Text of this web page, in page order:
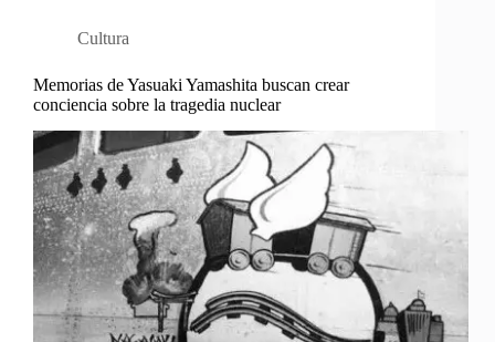
Cultura
Memorias de Yasuaki Yamashita buscan crear
conciencia sobre la tragedia nuclear